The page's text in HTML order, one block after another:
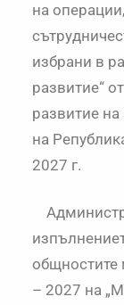
на
избрани в
развитие“
развитие
на
2027 г.
общностите
– 2027 на